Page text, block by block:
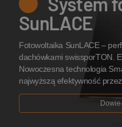
SunLACE
Fotowoltaika SunLACE –
dachówkami swissporTON.
Nowoczesna technologia
najwyższą efektywność